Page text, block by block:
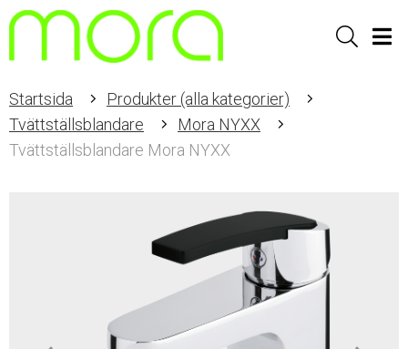
Sök
Startsida
Produkter (alla kategorier)
Tvättställsblandare
Mora NYXX
Tvättställsblandare Mora NYXX